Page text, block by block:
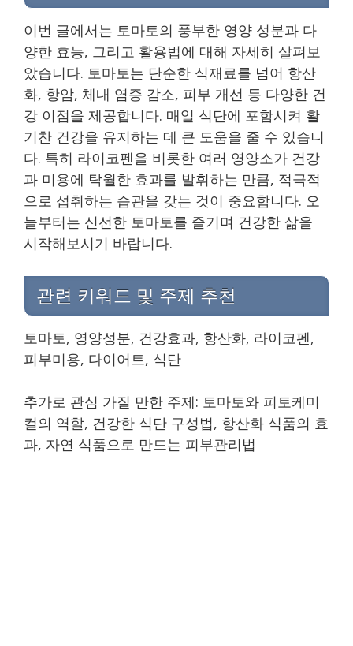
이번 글에서는 토마토의 풍부한 영양 성분과 다
양한 효능, 그리고 활용법에 대해 자세히 살펴보
았습니다. 토마토는 단순한 식재료를 넘어 항산
화, 항암, 체내 염증 감소, 피부 개선 등 다양한 건
강 이점을 제공합니다. 매일 식단에 포함시켜 활
기찬 건강을 유지하는 데 큰 도움을 줄 수 있습니
다. 특히 라이코펜을 비롯한 여러 영양소가 건강
과 미용에 탁월한 효과를 발휘하는 만큼, 적극적
으로 섭취하는 습관을 갖는 것이 중요합니다. 오
늘부터는 신선한 토마토를 즐기며 건강한 삶을
시작해보시기 바랍니다.
관련 키워드 및 주제 추천
토마토, 영양성분, 건강효과, 항산화, 라이코펜,
피부미용, 다이어트, 식단
추가로 관심 가질 만한 주제: 토마토와 피토케미
컬의 역할, 건강한 식단 구성법, 항산화 식품의 효
과, 자연 식품으로 만드는 피부관리법